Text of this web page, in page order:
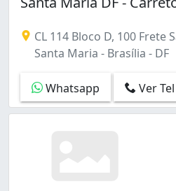
CL 114 Bloco D, 100 Frete
Santa Maria - Brasília - DF
Whatsapp Ver Tel